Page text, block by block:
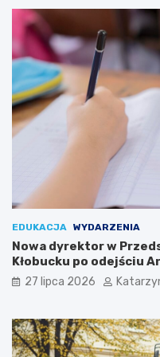
l
u
r
y
r
l
i
a
c
a
k
o
w
e
EDUKACJA WYDARZENIA
Nowa dyrektor w
Kłobucku po odejściu
27 lipca 2026